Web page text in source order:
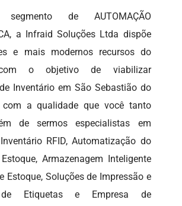
de AUTOMAÇÃO
a Infraid Soluções Ltda dispõe
e mais modernos recursos do
o objetivo de viabilizar
Inventário em São Sebastião do
com a qualidade que você tanto
de sermos especialistas em
RFID, Automatização do
Armazenagem Inteligente
Estoque, Soluções de Impressão e
de Etiquetas e Empresa de